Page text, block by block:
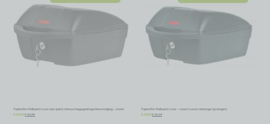
Topkoffer Polisport Luxe met quick release bagagedragerbevestiging – zwart
€39,99 €35,99
Topkoffer Polisport Luxe – zwart (vaste montage op drager)
37,99 €34,19